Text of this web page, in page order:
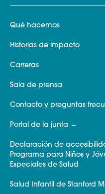
Qué hacemos
Historias de impacto
Carreras
Sala de prensa
Contacto y preguntas
Portal de la junta
Declaración de
Programa para Niños y
Especiales de Salud
Salud Infantil de Stanford